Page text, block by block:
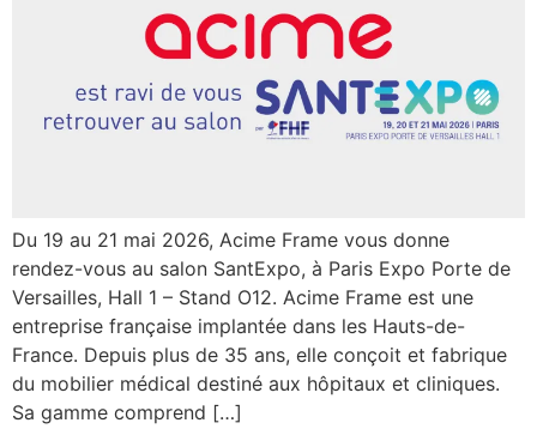
Du 19 au 21 mai 2026, Acime Frame vous donne
rendez-vous au salon SantExpo, à Paris Expo Porte de
Versailles, Hall 1 – Stand O12. Acime Frame est une
entreprise française implantée dans les Hauts-de-
France. Depuis plus de 35 ans, elle conçoit et fabrique
du mobilier médical destiné aux hôpitaux et cliniques.
Sa gamme comprend […]